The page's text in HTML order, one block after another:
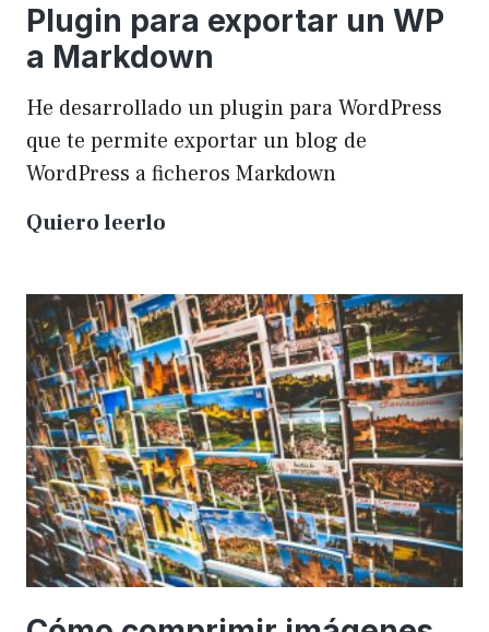
Plugin para exportar un WP
a Markdown
He desarrollado un plugin para WordPress
que te permite exportar un blog de
WordPress a ficheros Markdown
Quiero leerlo
exportar
un
WP
a
Markdown